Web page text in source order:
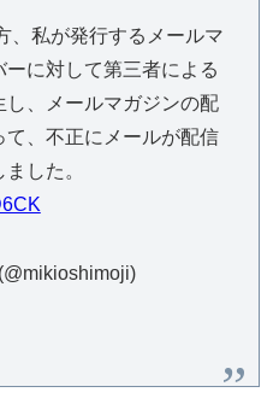
、私が発行するメールマ
に対して第三者による
、メールマガジンの配
、不正にメールが配信
した。